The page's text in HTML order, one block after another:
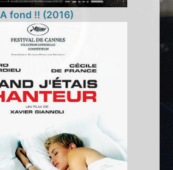
A fond !! (2016)